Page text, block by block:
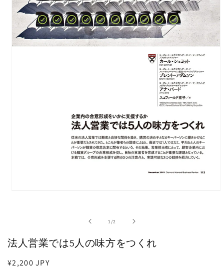
メ
ィ
1/の2
法人営業では5人の味方をつくれ
通
¥2,200 JPY